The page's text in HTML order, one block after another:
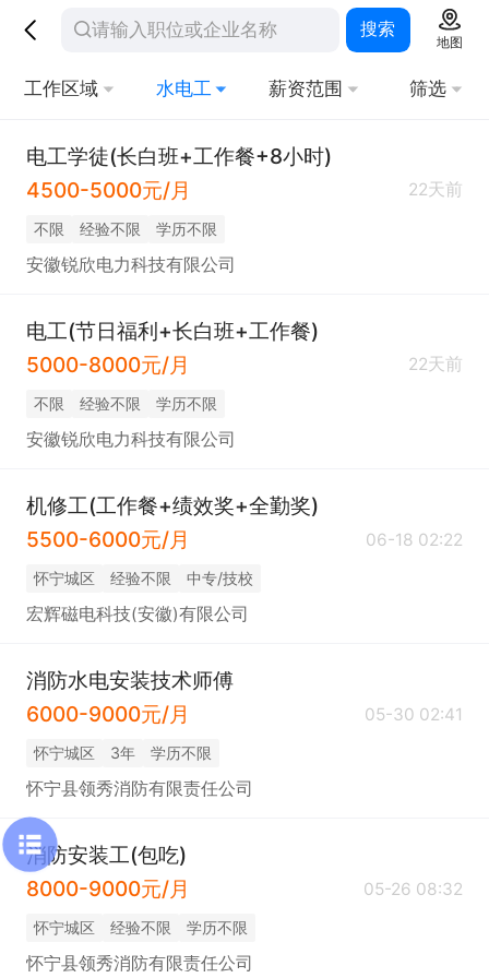
搜索
地图
工作区域 水电工 薪资范围 筛选
电工学徒(长白班+工作餐+8小时)
4500-5000元/月
22天前
不限 经验不限 学历不限
安徽锐欣电力科技有限公司
电工(节日福利+长白班+工作餐)
5000-8000元/月
22天前
不限 经验不限 学历不限
安徽锐欣电力科技有限公司
机修工(工作餐+绩效奖+全勤奖)
5500-6000元/月
06-18 02:22
怀宁城区 经验不限 中专/技校
宏辉磁电科技(安徽)有限公司
消防水电安装技术师傅
6000-9000元/月
05-30 02:41
怀宁城区 3年 学历不限
怀宁县领秀消防有限责任公司
消防安装工(包吃)
8000-9000元/月
05-26 08:32
怀宁城区 经验不限 学历不限
怀宁县领秀消防有限责任公司